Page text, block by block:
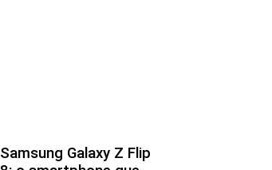
Samsung Galaxy Z Flip